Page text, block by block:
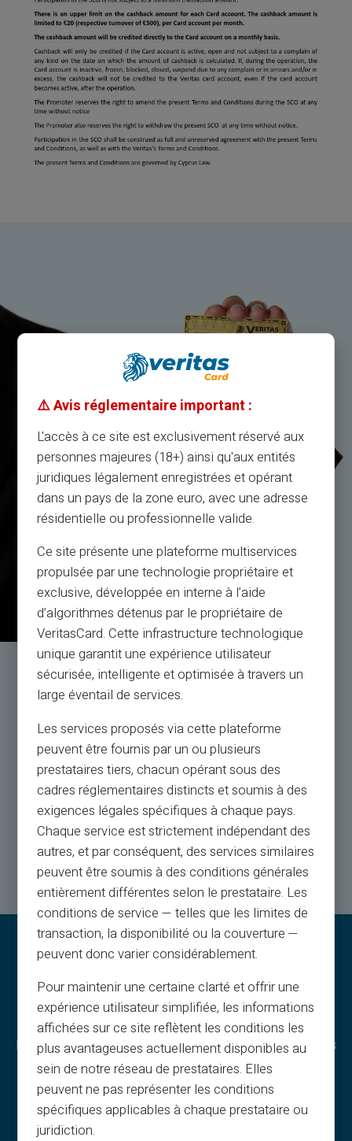
Обслуживание и поддержка
реальными людьми, а не ботами
Обслуживание клиентов на английском языке к
вашим услугам по билету 24/24, по
телефону с понедельника по субботу с 9:00 до 18:30
Свяжитесь с нами
Право и условия
Общие условия
Правовая информация
Конфиденциальность
Преимущества Veritas
Почему VERITAS
IBAN и RIB
3D Secure
⚠️ Avis réglementaire important :
L'accès à ce site est exclusivement réservé aux
personnes majeures (18+) ainsi qu'aux entités
juridiques légalement enregistrées et opérant
dans un pays de la zone euro, avec une adresse
résidentielle ou professionnelle valide.
Ce site présente une plateforme multiservices
propulsée par une technologie propriétaire et
exclusive, développée en interne à l’aide
d’algorithmes détenus par le propriétaire de
VeritasCard. Cette infrastructure technologique
unique garantit une expérience utilisateur
sécurisée, intelligente et optimisée à travers un
large éventail de services.
Les services proposés via cette plateforme
peuvent être fournis par un ou plusieurs
prestataires tiers, chacun opérant sous des
cadres réglementaires distincts et soumis à des
exigences légales spécifiques à chaque pays.
Chaque service est strictement indépendant des
autres, et par conséquent, des services similaires
peuvent être soumis à des conditions générales
entièrement différentes selon le prestataire. Les
conditions de service — telles que les limites de
transaction, la disponibilité ou la couverture —
peuvent donc varier considérablement.
Pour maintenir une certaine clarté et offrir une
expérience utilisateur simplifiée, les informations
affichées sur ce site reflètent les conditions les
plus avantageuses actuellement disponibles au
sein de notre réseau de prestataires. Elles
peuvent ne pas représenter les conditions
spécifiques applicables à chaque prestataire ou
juridiction.